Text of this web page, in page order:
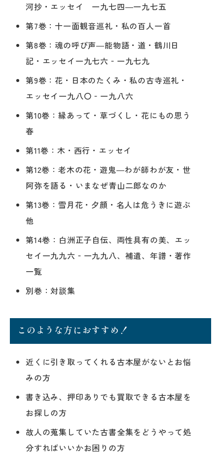
河抄・エッセイ 一九七四―一九七五
第7巻：十一面観音巡礼・私の百人一首
第8巻：魂の呼び声―能物語・道・鶴川日
記・エッセイ一九七六‐一九七九
第9巻：花・日本のたくみ・私の古寺巡礼・
エッセイ一九八〇‐一九八六
第10巻：縁あって・草づくし・花にもの思う
春
第11巻：木・西行・エッセイ
第12巻：老木の花・遊鬼―わが師わが友・世
阿弥を語る・いまなぜ青山二郎なのか
第13巻：雪月花・夕顔・名人は危うきに遊ぶ
他
第14巻：白洲正子自伝、両性具有の美、エッ
セイ一九九六‐一九九八、補遺、年譜・著作
一覧
別巻：対談集
このような方におすすめ！
近くに引き取ってくれる古本屋がないとお悩
みの方
書き込み、押印ありでも買取できる古本屋を
お探しの方
故人の蒐集していた古書全集をどうやって処
分すればいいかお困りの方